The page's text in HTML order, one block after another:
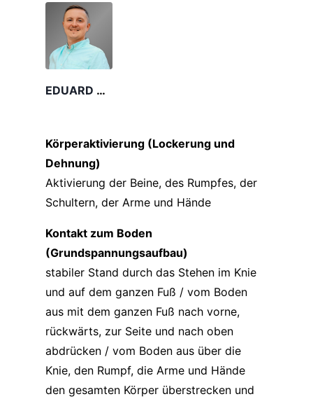
EDUARD KRUG
Körperaktivierung (Lockerung und
Dehnung)
Aktivierung der Beine, des Rumpfes, der
Schultern, der Arme und Hände
Kontakt zum Boden
(Grundspannungsaufbau)
stabiler Stand durch das Stehen im Knie
und auf dem ganzen Fuß / vom Boden
aus mit dem ganzen Fuß nach vorne,
rückwärts, zur Seite und nach oben
abdrücken / vom Boden aus über die
Knie, den Rumpf, die Arme und Hände
den gesamten Körper überstrecken und